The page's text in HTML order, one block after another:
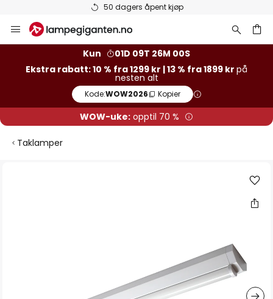
50 dagers åpent kjøp
Hopp
til
Kun
01D 09T 26M 00S
Ekstra rabatt: 10 % fra 1299 kr | 13 % fra 1899 kr på
nesten alt
Kode:WOW2026 Kopier
WOW-uke: opptil 70 %
Taklamper